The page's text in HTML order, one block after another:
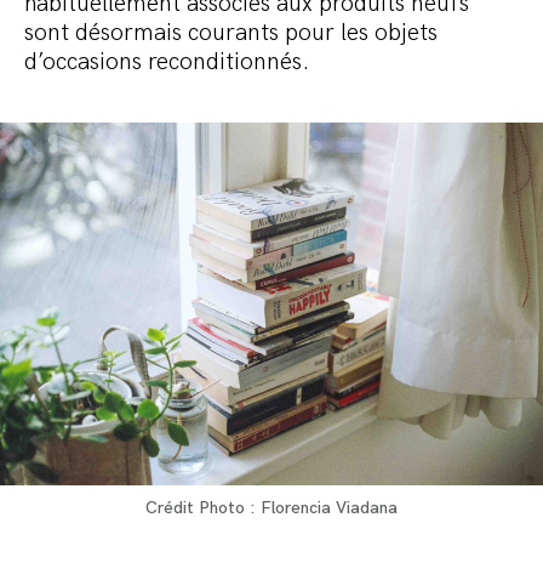
sont désormais courants pour les objets
d’occasions reconditionnés.
Crédit Photo : Florencia Viadana